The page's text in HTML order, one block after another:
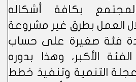
بكافة أشكاله
العمل بطرق غير مشروعة
فئة صغيرة على حساب
الأكبر، وهذا بدوره
التنمية وتنفيذ خطط